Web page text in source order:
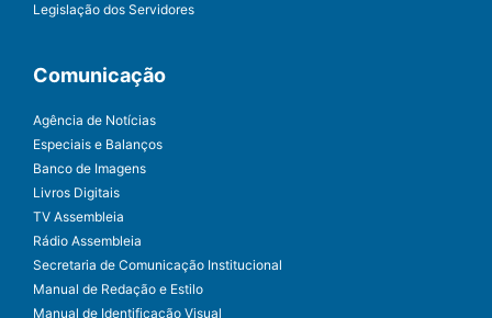
Legislação dos Servidores
Comunicação
Agência de Notícias
Especiais e Balanços
Banco de Imagens
Livros Digitais
TV Assembleia
Rádio Assembleia
Secretaria de Comunicação Institucional
Manual de Redação e Estilo
Manual de Identificação Visual